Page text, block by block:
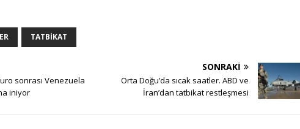
TATBIKAT
sonrası Venezuela
iniyor
SONRAKI
Orta Doğu’da sıcak saatler. ABD ve
İran’dan tatbikat restleşmesi